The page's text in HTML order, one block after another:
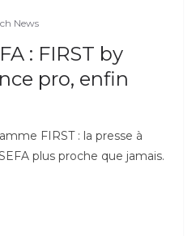
News
: FIRST by
pro, enfin
FIRST : la presse à
plus proche que jamais.